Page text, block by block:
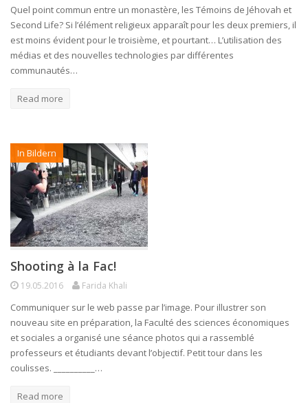
Quel point commun entre un monastère, les Témoins de Jéhovah et
Second Life? Si l’élément religieux apparaît pour les deux premiers, il
est moins évident pour le troisième, et pourtant… L’utilisation des
médias et des nouvelles technologies par différentes
communautés…
Read more
In Bildern
Shooting à la Fac!
19.05.2016 Farida Khali
Communiquer sur le web passe par l’image. Pour illustrer son
nouveau site en préparation, la Faculté des sciences économiques
et sociales a organisé une séance photos qui a rassemblé
professeurs et étudiants devant l’objectif. Petit tour dans les
coulisses. __________…
Read more